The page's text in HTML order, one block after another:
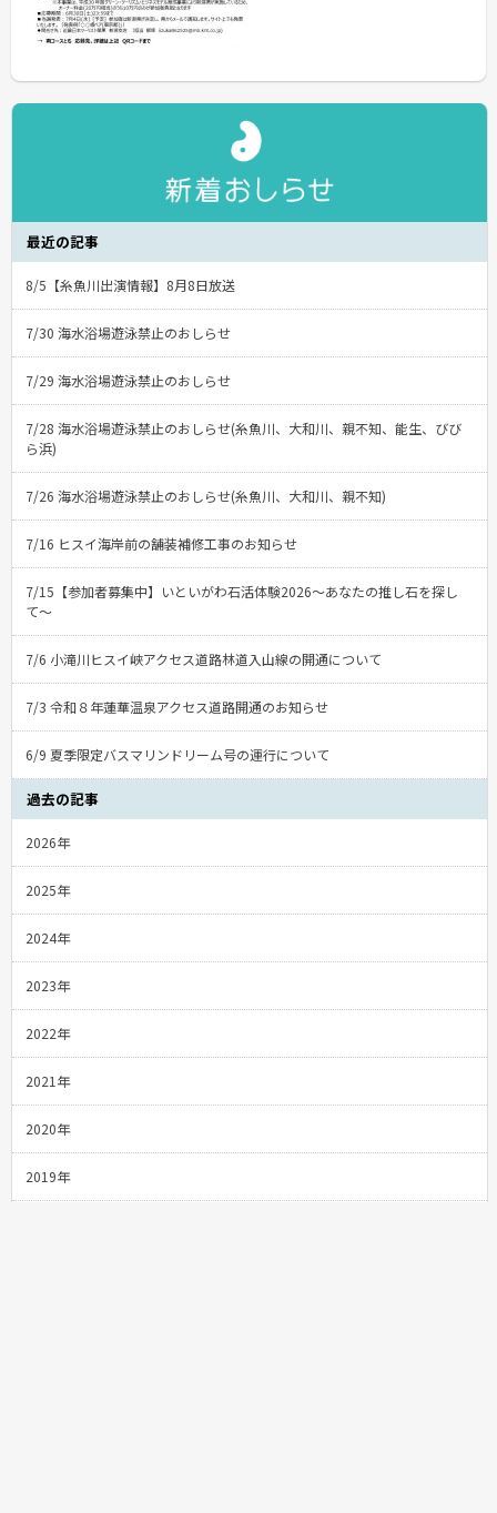
最近の記事
8/5【糸魚川出演情報】8月8日放送
7/30 海水浴場遊泳禁止のおしらせ
7/29 海水浴場遊泳禁止のおしらせ
7/28 海水浴場遊泳禁止のおしらせ(糸魚川、大和川、親不知、能生、びび
ら浜)
7/26 海水浴場遊泳禁止のおしらせ(糸魚川、大和川、親不知)
7/16 ヒスイ海岸前の舗装補修工事のお知らせ
7/15【参加者募集中】いといがわ石活体験2026〜あなたの推し石を探し
て〜
7/6 小滝川ヒスイ峡アクセス道路林道入山線の開通について
7/3 令和８年蓮華温泉アクセス道路開通のお知らせ
6/9 夏季限定バスマリンドリーム号の運行について
過去の記事
2026年
2025年
2024年
2023年
2022年
2021年
2020年
2019年